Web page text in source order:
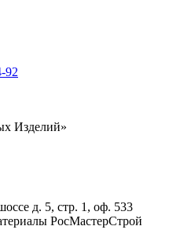
92
Изделий»
д. 5, стр. 1, оф. 533
РосМастерСтрой